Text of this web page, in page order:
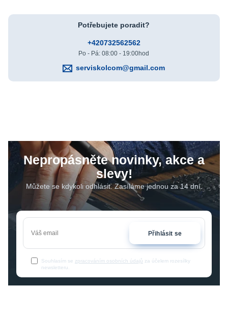
Potřebujete poradit?
+420732562562
Po - Pá: 08:00 - 19:00hod
serviskolcom@gmail.com
Nepropásněte novinky, akce a
slevy!
Můžete se kdykoli odhlásit. Zasíláme jednou za 14 dní.
Přihlásit se
Souhlasím se zpracováním osobních údajů za účelem rozesílky
newsletteru.